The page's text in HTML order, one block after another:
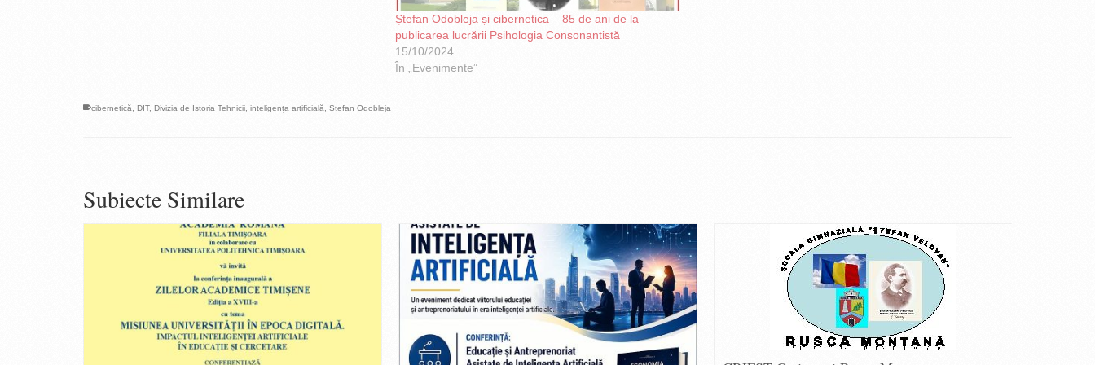
Ștefan Odobleja și cibernetica – 85 de ani de la
publicarea lucrării Psihologia Consonantistă
15/10/2024
În „Evenimente”
cibernetică DIT, Divizia de Istoria Tehnicii inteligența artificială Ștefan Odobleja
Subiecte Similare